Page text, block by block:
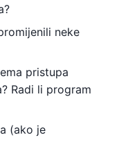
neke
pristupa
Radi li program
(ako je